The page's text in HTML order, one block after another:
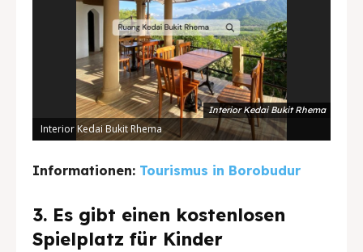
Interior Kedai Bukit Rhema
Interior Kedai Bukit Rhema
Informationen: Tourismus in Borobudur
3. Es gibt einen kostenlosen
Spielplatz für Kinder